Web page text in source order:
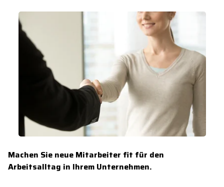
Machen Sie neue Mitarbeiter fit für den
Arbeitsalltag in Ihrem Unternehmen.